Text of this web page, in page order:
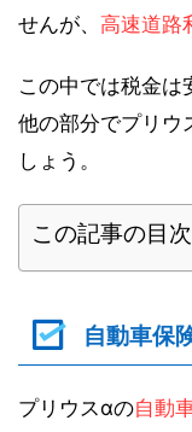
せんが、 高速道路
この中では税金は
他の部分でプリウ
しょう。
この記事の目次
自動車保
プリウスαの自動